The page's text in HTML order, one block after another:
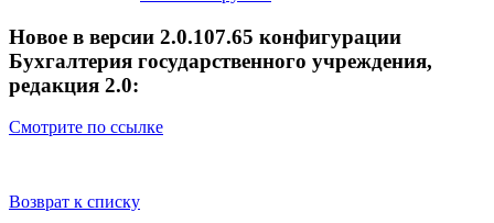
Новое в версии 2.0.107.65 конфигурации
Бухгалтерия государственного учреждения,
редакция 2.0:
Смотрите по ссылке
Возврат к списку